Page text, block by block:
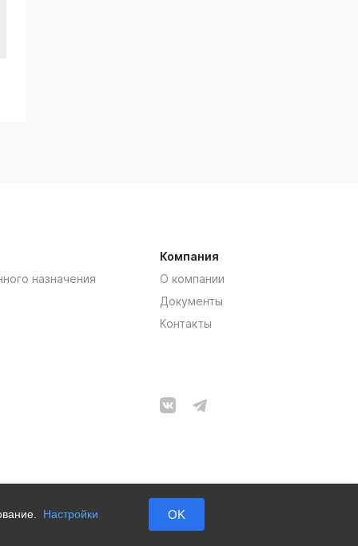
Настройки OK
назначения
Компания
О компании
Документы
Контакты